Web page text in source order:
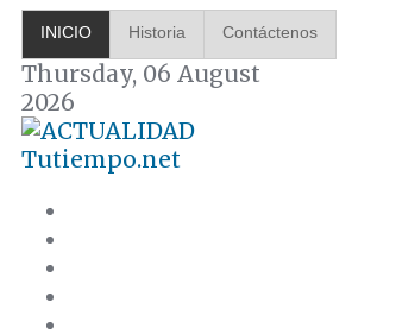
INICIO Historia Contáctenos
Thursday, 06 August
2026
Tutiempo.net